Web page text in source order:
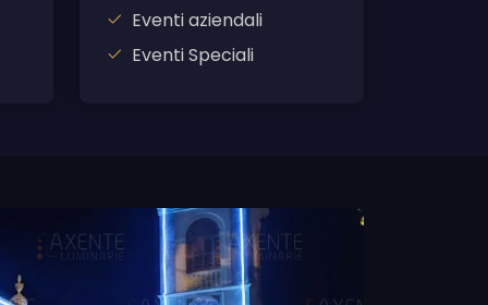
Eventi aziendali
Eventi Speciali